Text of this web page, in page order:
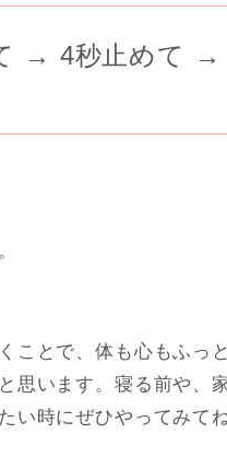
→ 4秒止めて →
ことで、体も心もふっ
思います。 寝る前や、
い時にぜひやってみてね